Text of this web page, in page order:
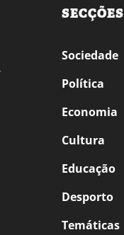
SECÇÕES
Sociedade
Política
Economia
Cultura
Educação
Desporto
Temáticas